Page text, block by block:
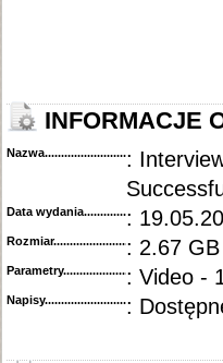
INFORMACJE
Nazwa.............................................
:
Data wydania......................................
:
Rozmiar...........................................
: 2.67 GB
Parametry.........................................
: Video -
Napisy............................................
: